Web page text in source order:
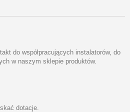
do współpracujących instalatorów, do
w naszym sklepie produktów.
dotacje.